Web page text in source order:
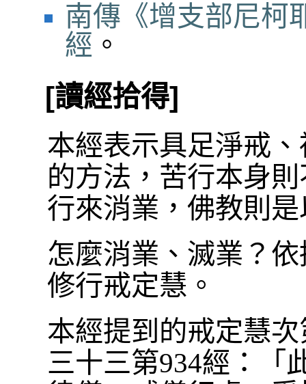
南傳《增支部尼柯
經 。
[讀經拾得]
本經表示具足淨戒
的方法，苦行本身
行來消業，佛教則
怎麼消業、滅業？
修行戒定慧。
本經提到的戒定慧
三十三第934經：「